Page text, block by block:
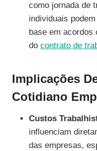
como jornada de
individuais
base em acordos
do contrato de
Implicações
Cotidiano
Custos
influenciam
das empresas,